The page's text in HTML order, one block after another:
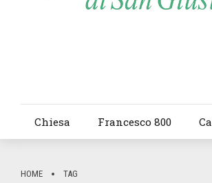
Chiesa Francesco 800
HOME TAG